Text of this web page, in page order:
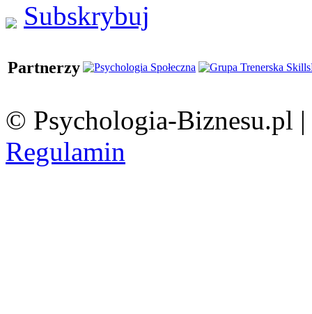
Subskrybuj
Partnerzy
© Psychologia-Biznesu.pl |
Regulamin